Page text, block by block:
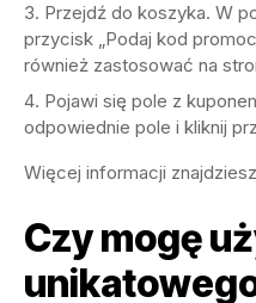
Przejdź do koszyka. W
przycisk „Podaj kod
również zastosować na
Pojawi się pole z
odpowiednie pole i kliknij
Więcej informacji
Czy mogę